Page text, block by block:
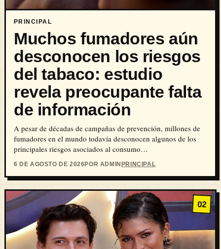
PRINCIPAL
Muchos fumadores aún
desconocen los riesgos
del tabaco: estudio
revela preocupante falta
de información
A pesar de décadas de campañas de prevención, millones de
fumadores en el mundo todavía desconocen algunos de los
principales riesgos asociados al consumo…
6 DE AGOSTO DE 2026POR ADMINPRINCIPAL
02